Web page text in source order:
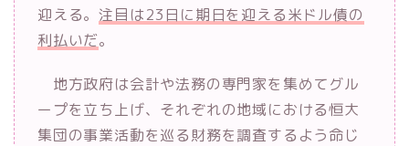
迎える。注目は23日に期日を迎える米ドル債の
利払いだ。
地方政府は会計や法務の専門家を集めてグル
ープを立ち上げ、それぞれの地域における恒大
集団の事業活動を巡る財務を調査するよう命じ